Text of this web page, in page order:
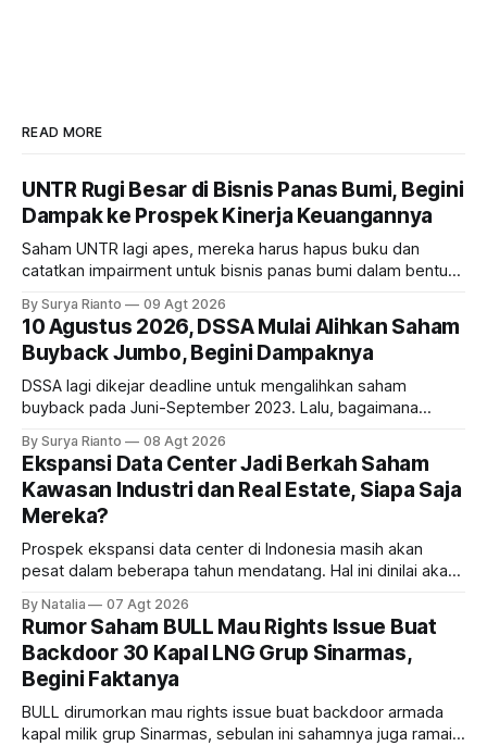
READ MORE
UNTR Rugi Besar di Bisnis Panas Bumi, Begini
Dampak ke Prospek Kinerja Keuangannya
Saham UNTR lagi apes, mereka harus hapus buku dan
catatkan impairment untuk bisnis panas bumi dalam bentuk
bisnis UNTR?
By Surya Rianto 09 Agt 2026
10 Agustus 2026, DSSA Mulai Alihkan Saham
Buyback Jumbo, Begini Dampaknya
DSSA lagi dikejar deadline untuk mengalihkan saham
buyback pada Juni-September 2023. Lalu, bagaimana
By Surya Rianto 08 Agt 2026
Ekspansi Data Center Jadi Berkah Saham
Kawasan Industri dan Real Estate, Siapa Saja
Mereka?
Prospek ekspansi data center di Indonesia masih akan
pesat dalam beberapa tahun mendatang. Hal ini dinilai akan
estate, ada siapa saja mereka?
By Natalia 07 Agt 2026
Rumor Saham BULL Mau Rights Issue Buat
Backdoor 30 Kapal LNG Grup Sinarmas,
Begini Faktanya
BULL dirumorkan mau rights issue buat backdoor armada
kapal milik grup Sinarmas, sebulan ini sahamnya juga ramai